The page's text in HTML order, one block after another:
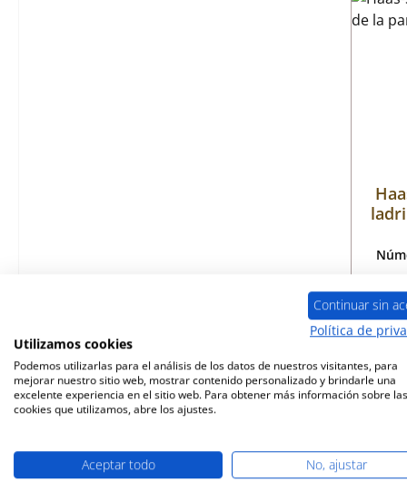
Continuar sin
Política de
Utilizamos cookies
Podemos utilizarlas para el análisis de los datos de nuestros visitantes, para
mejorar nuestro sitio web, mostrar contenido personalizado y brindarle una
excelente experiencia en el sitio web. Para obtener más información sobre las
cookies que utilizamos, abre los ajustes.
Aceptar todo No, ajustar